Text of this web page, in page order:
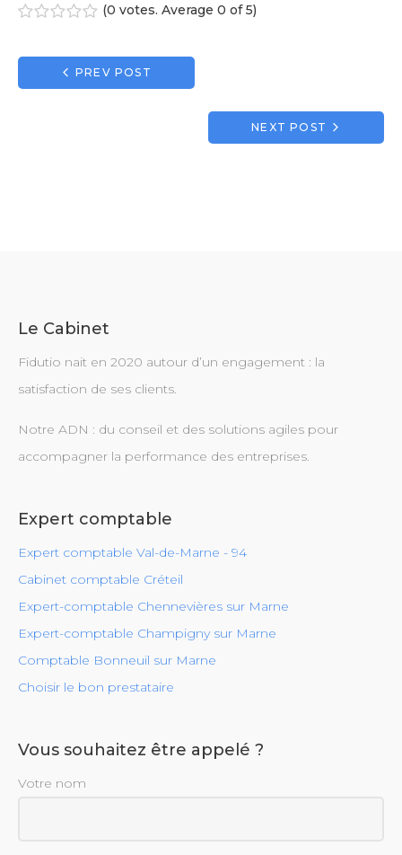
(0 votes. Average 0 of 5)
Navigation
de
PREV POST
NEXT POST
Le Cabinet
Fidutio nait en 2020 autour d’un engagement : la
satisfaction de ses clients.
Notre ADN : du conseil et des solutions agiles pour
accompagner la performance des entreprises.
Expert comptable
Expert comptable Val-de-Marne - 94
Cabinet comptable Créteil
Expert-comptable Chennevières sur Marne
Expert-comptable Champigny sur Marne
Comptable Bonneuil sur Marne
Choisir le bon prestataire
Vous souhaitez être appelé ?
Votre nom